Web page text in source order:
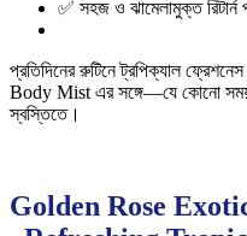
✅ সহজ ও ঝামেলামুক্ত রিটার্ন
প্রতিদিনের রুটিনে ট্রপিক্যাল
Body Mist এর সঙ্গে—যে কোনো সময়
স্বস্তিতে।
Golden Rose